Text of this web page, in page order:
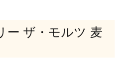
ー ザ・モルツ 麦